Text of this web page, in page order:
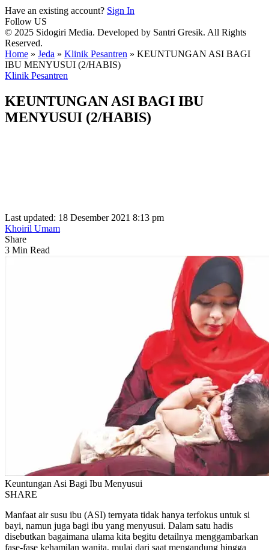
Have an existing account? Sign In
Follow US
© 2025 Sidogiri Media. Developed by Santri Gresik. All Rights
Reserved.
Home » Jeda » Klinik Pesantren » KEUNTUNGAN ASI BAGI
IBU MENYUSUI (2/HABIS)
Klinik Pesantren
KEUNTUNGAN ASI BAGI IBU
MENYUSUI (2/HABIS)
Last updated: 18 Desember 2021 8:13 pm
Khoiril Umam
Share
3 Min Read
Keuntungan Asi Bagi Ibu Menyusui
SHARE
Manfaat air susu ibu (ASI) ternyata tidak hanya terfokus untuk si
bayi, namun juga bagi ibu yang menyusui. Dalam satu hadis
disebutkan bagaimana ulama kita begitu detailnya menggambarkan
fase-fase kehamilan wanita, mulai dari saat mengandung hingga